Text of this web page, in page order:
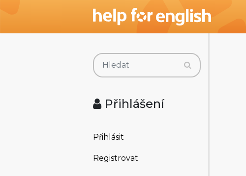
Přihlášení
Přihlásit
Registrovat